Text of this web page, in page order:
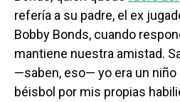
refería a su padre, el ex
Bobby Bonds, cuando
mantiene nuestra amistad.
—saben, eso— yo era un niño
béisbol por mis propias